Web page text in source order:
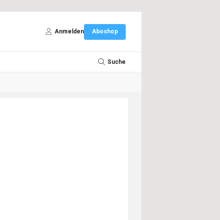
Anmelden Aboshop
Suche